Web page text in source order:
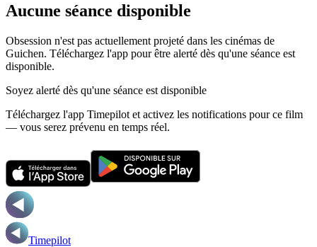
Aucune séance disponible
Obsession n'est pas actuellement projeté dans les cinémas de
Guichen. Téléchargez l'app pour être alerté dès qu'une séance est
disponible.
Soyez alerté dès qu'une séance est disponible
Téléchargez l'app Timepilot et activez les notifications pour ce film
— vous serez prévenu en temps réel.
Timepilot